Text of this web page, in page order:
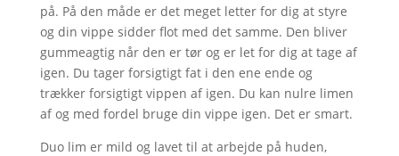
på. På den måde er det meget letter for dig at styre
og din vippe sidder flot med det samme. Den bliver
gummeagtig når den er tør og er let for dig at tage af
igen. Du tager forsigtigt fat i den ene ende og
trækker forsigtigt vippen af igen. Du kan nulre limen
af og med fordel bruge din vippe igen. Det er smart.
Duo lim er mild og lavet til at arbejde på huden,